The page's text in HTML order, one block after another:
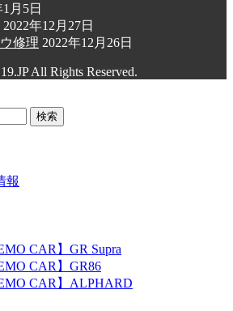
月5日
2022年12月27日
修理 2022年12月26日
All Rights Reserved.
報
CAR】GR Supra
CAR】GR86
CAR】ALPHARD